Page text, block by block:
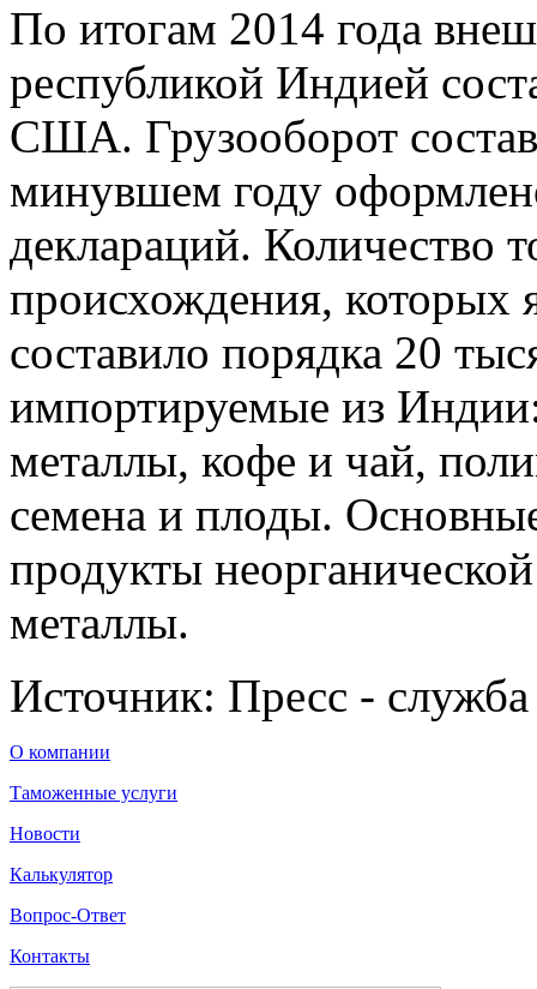
По итогам 2014 года
республикой Индией
США. Грузооборот
минувшем году
деклараций. Количество
происхождения, которых
составило порядка 20
импортируемые из
металлы, кофе и чай,
семена и плоды.
продукты
металлы.
Источник: Пресс -
О компании
Таможенные услуги
Новости
Калькулятор
Вопрос-Ответ
Контакты